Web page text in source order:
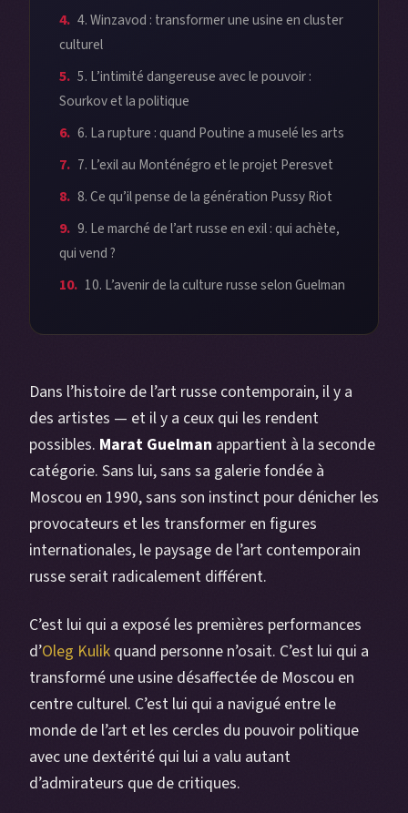
4. Winzavod : transformer une usine en cluster
culturel
5. L’intimité dangereuse avec le pouvoir :
Sourkov et la politique
6. La rupture : quand Poutine a muselé les arts
7. L’exil au Monténégro et le projet Peresvet
8. Ce qu’il pense de la génération Pussy Riot
9. Le marché de l’art russe en exil : qui achète,
qui vend ?
10. L’avenir de la culture russe selon Guelman
Dans l’histoire de l’art russe contemporain, il y a
des artistes — et il y a ceux qui les rendent
possibles. Marat Guelman appartient à la seconde
catégorie. Sans lui, sans sa galerie fondée à
Moscou en 1990, sans son instinct pour dénicher les
provocateurs et les transformer en figures
internationales, le paysage de l’art contemporain
russe serait radicalement différent.
C’est lui qui a exposé les premières performances
d’Oleg Kulik quand personne n’osait. C’est lui qui a
transformé une usine désaffectée de Moscou en
centre culturel. C’est lui qui a navigué entre le
monde de l’art et les cercles du pouvoir politique
avec une dextérité qui lui a valu autant
d’admirateurs que de critiques.